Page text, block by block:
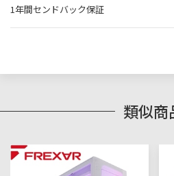
1年間センドバック保証
類似商